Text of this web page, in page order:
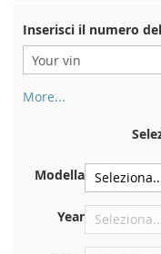
Inserisci il numero
More...
immatricolazione. E
Sulla piastra
Centrare contro la
Proprio nel vano
Modella
Year